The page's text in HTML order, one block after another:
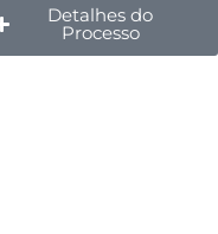
Detalhes do
Processo